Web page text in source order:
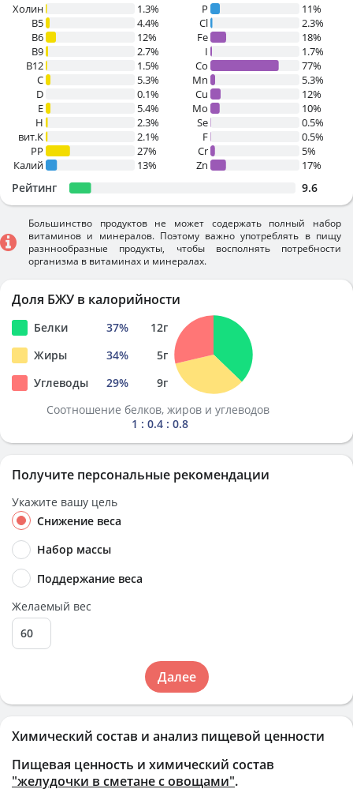
Химический состав и анализ пищевой ценности
Пищевая ценность и химический состав
"желудочки в сметане с овощами".
Холин
1.3%
B5
4.4%
B6
12%
B9
2.7%
B12
1.5%
C
5.3%
D
0.1%
E
5.4%
H
2.3%
вит.К
2.1%
PP
27%
Калий
13%
P
11%
Cl
2.3%
Fe
18%
I
1.7%
Co
77%
Mn
5.3%
Cu
12%
Mo
10%
Se
0.5%
F
0.5%
Cr
5%
Zn
17%
Рейтинг 9.6
Большинство продуктов не может содержать полный набор
витаминов и минералов. Поэтому важно употреблять в пищу
разннообразные продукты, чтобы восполнять потребности
организма в витаминах и минералах.
Доля БЖУ в калорийности
Белки 37% 12г
Жиры
34% 5г
Углеводы
29% 9г
Соотношение белков, жиров и углеводов
1 : 0.4 : 0.8
Получите персональные рекомендации
Укажите вашу цель
Снижение веса
Набор массы
Поддержание веса
Желаемый вес
Далее